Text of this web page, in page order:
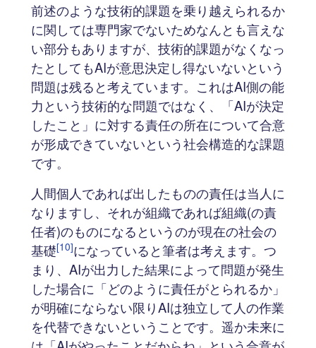
前述のような技術的課題を乗り越えられるか
に関しては専門家でないためなんとも言えな
い部分もありますが、技術的課題がなくなっ
たとしてもAIが意思決定し得ないないという
問題は残ると考えています。これはAI側の能
力という技術的な問題ではなく、「AIが決定
したこと」に対する責任の所在について合意
が形成できていないという社会構造的な課題
です。
人間個人であれば出したものの責任は当人に
なりますし、それが組織であれば組織(の責
任者)のものになるというのが現在の社会の
基礎[10]になっていると筆者は考えます。つ
まり、AIが出力した結果によって問題が発生
した場合に「どのように責任がとられるか」
が明確にならない限りAIは独立して人の作業
を代替できないということです。遥か未来に